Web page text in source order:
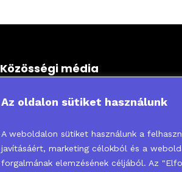
Az oldalon sütiket használunk
A weboldalon sütiket használunk a
javításáért, marketing célokból és a
forgalmának elemzésének céljából. Az
Közösségi média